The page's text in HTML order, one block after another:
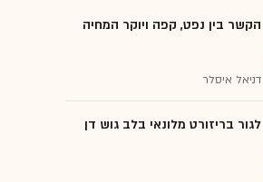
הקשר בין נפט, קפה ויוקר המחיה
דניאל איסלר
לגור בריזורט מלונאי בלב גוש דן